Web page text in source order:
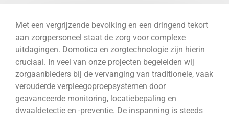
Met een vergrijzende bevolking en een dringend tekort
aan zorgpersoneel staat de zorg voor complexe
uitdagingen. Domotica en zorgtechnologie zijn hierin
cruciaal. In veel van onze projecten begeleiden wij
zorgaanbieders bij de vervanging van traditionele, vaak
verouderde verpleegoproepsystemen door
geavanceerde monitoring, locatiebepaling en
dwaaldetectie en -preventie. De inspanning is steeds